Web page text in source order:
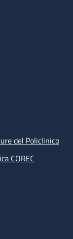
del Policlinico
COREC